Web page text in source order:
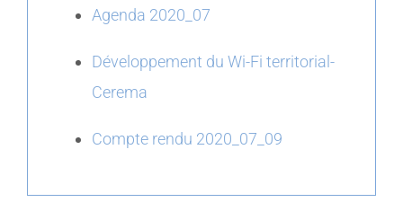
Agenda 2020_07
Développement du Wi-Fi territorial-
Cerema
Compte rendu 2020_07_09